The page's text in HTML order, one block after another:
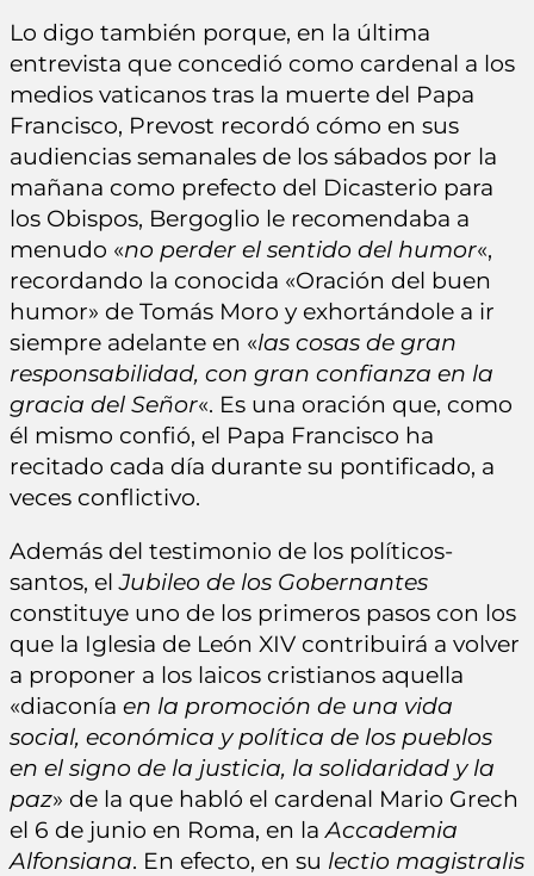
Lo digo también porque, en la última
entrevista que concedió como cardenal a los
medios vaticanos tras la muerte del Papa
Francisco, Prevost recordó cómo en sus
audiencias semanales de los sábados por la
mañana como prefecto del Dicasterio para
los Obispos, Bergoglio le recomendaba a
menudo «no perder el sentido del humor«,
recordando la conocida «Oración del buen
humor» de Tomás Moro y exhortándole a ir
siempre adelante en «las cosas de gran
responsabilidad, con gran confianza en la
gracia del Señor«. Es una oración que, como
él mismo confió, el Papa Francisco ha
recitado cada día durante su pontificado, a
veces conflictivo.
Además del testimonio de los políticos-
santos, elJubileo de los Gobernantes
constituye uno de los primeros pasos con los
que la Iglesia de León XIV contribuirá a volver
a proponer a los laicos cristianos aquella
«diaconía en la promoción de una vida
social, económica y política de los pueblos
en el signo de la justicia, la solidaridad y la
paz» de la que habló el cardenal Mario Grech
el 6 de junio en Roma, en laAccademia
Alfonsiana. En efecto, en su lectio magistralis